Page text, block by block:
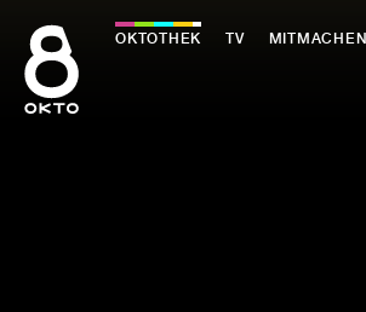
Inhalt
springen
OKTOTHEK TV MITMACHEN